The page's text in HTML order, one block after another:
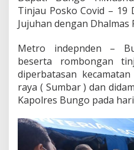
Tinjau Posko Covid – 19
Jujuhan dengan Dhalmas
Metro indepnden –
beserta rombongan
diperbatasan
raya ( Sumbar ) dan
Kapolres Bungo pada